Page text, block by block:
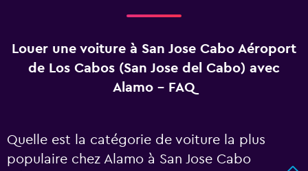
Louer une voiture à San Jose Cabo Aéroport
de Los Cabos (San Jose del Cabo) avec
Alamo - FAQ
Quelle est la catégorie de voiture la plus
populaire chez Alamo à San Jose Cabo